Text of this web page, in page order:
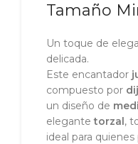
Tamaño
Un toque de
delicada.
Este encantador
compuesto por
un diseño de
elegantetorzal,
ideal para